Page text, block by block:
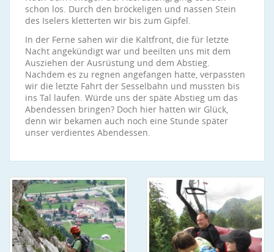
schon los. Durch den bröckeligen und nassen Stein
des Iselers kletterten wir bis zum Gipfel.
In der Ferne sahen wir die Kaltfront, die für letzte
Nacht angekündigt war und beeilten uns mit dem
Ausziehen der Ausrüstung und dem Abstieg.
Nachdem es zu regnen angefangen hatte, verpassten
wir die letzte Fahrt der Sesselbahn und mussten bis
ins Tal laufen. Würde uns der späte Abstieg um das
Abendessen bringen? Doch hier hatten wir Glück,
denn wir bekamen auch noch eine Stunde später
unser verdientes Abendessen.